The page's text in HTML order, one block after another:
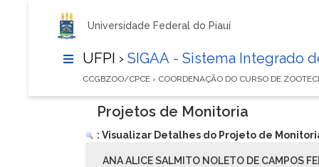
Universidade Federal do Piauí
UFPI › SIGAA - Sistema Integrado
CCGBZOO/CPCE › COORDENAÇÃO DO CURSO DE
Projetos de Monitoria
: Visualizar Detalhes do Projeto de
ANA ALICE SALMITO NOLETO DE CAMPOS